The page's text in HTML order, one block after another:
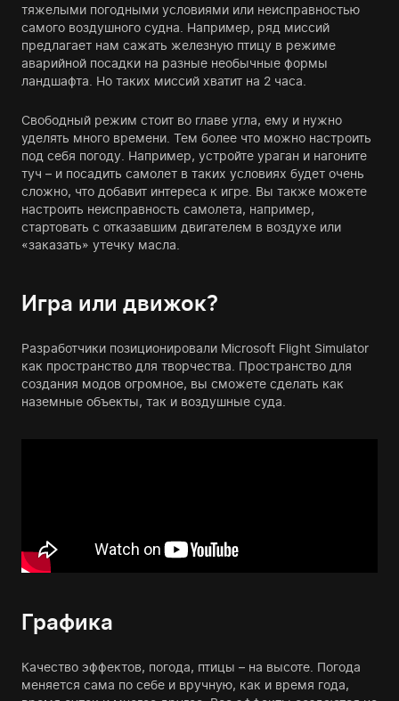
тяжелыми погодными условиями или неисправностью
самого воздушного судна. Например, ряд миссий
предлагает нам сажать железную птицу в режиме
аварийной посадки на разные необычные формы
ландшафта. Но таких миссий хватит на 2 часа.
Свободный режим стоит во главе угла, ему и нужно
уделять много времени. Тем более что можно настроить
под себя погоду. Например, устройте ураган и нагоните
туч – и посадить самолет в таких условиях будет очень
сложно, что добавит интереса к игре. Вы также можете
настроить неисправность самолета, например,
стартовать с отказавшим двигателем в воздухе или
«заказать» утечку масла.
Игра или движок?
Разработчики позиционировали Microsoft Flight Simulator
как пространство для творчества. Пространство для
создания модов огромное, вы сможете сделать как
наземные объекты, так и воздушные суда.
Графика
Качество эффектов, погода, птицы – на высоте. Погода
меняется сама по себе и вручную, как и время года,